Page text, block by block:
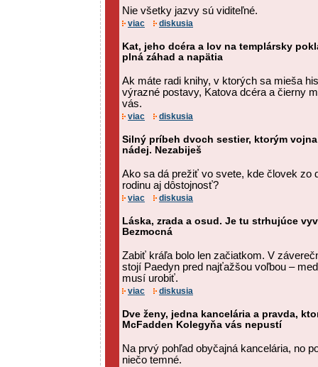
Nie všetky jazvy sú viditeľné.
viac diskusia
Kat, jeho dcéra a lov na templársky
plná záhad a napätia
Ak máte radi knihy, v ktorých sa mieša
výrazné postavy, Katova dcéra a čierny
vás.
viac diskusia
Silný príbeh dvoch sestier, ktorým
nádej. Nezabiješ
Ako sa dá prežiť vo svete, kde človek zo
rodinu aj dôstojnosť?
viac diskusia
Láska, zrada a osud. Je tu strhujúce
Bezmocná
Zabiť kráľa bolo len začiatkom. V
stojí Paedyn pred najťažšou voľbou –
musí urobiť.
viac diskusia
Dve ženy, jedna kancelária a pravda,
McFadden Kolegyňa vás nepustí
Na prvý pohľad obyčajná kancelária, no
niečo temné.